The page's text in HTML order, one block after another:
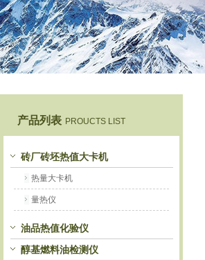
产品列表 PROUCTS LIST
砖厂砖坯热值大卡机
热量大卡机
量热仪
油品热值化验仪
醇基燃料油检测仪